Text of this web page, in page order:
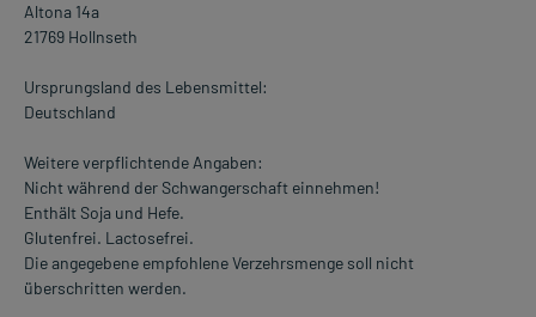
Altona 14a
21769 Hollnseth
Ursprungsland des Lebensmittel:
Deutschland
Weitere verpflichtende Angaben:
Nicht während der Schwangerschaft einnehmen!
Enthält Soja und Hefe.
Glutenfrei. Lactosefrei.
Die angegebene empfohlene Verzehrsmenge soll nicht
überschritten werden.